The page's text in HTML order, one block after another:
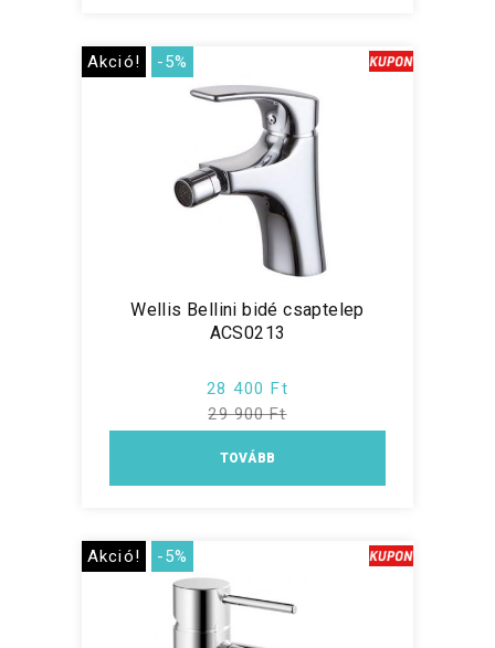
Akció! -5%
Wellis Bellini bidé csaptelep
ACS0213
28 400 Ft
29 900 Ft
TOVÁBB
Akció! -5%